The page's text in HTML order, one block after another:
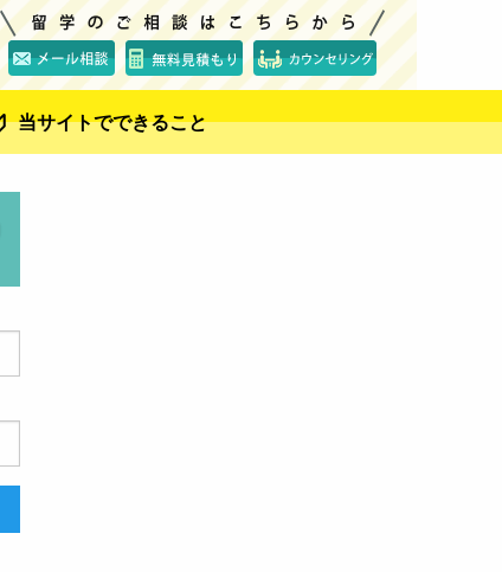
当サイトでできること